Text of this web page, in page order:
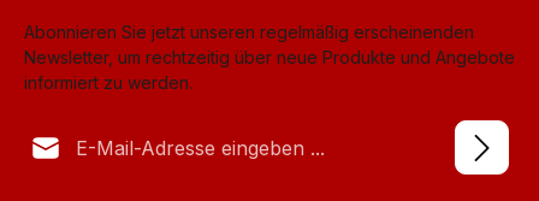
Abonnieren Sie jetzt unseren regelmäßig erscheinenden
Newsletter, um rechtzeitig über neue Produkte und Angebote
informiert zu werden.